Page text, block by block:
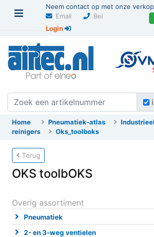
Neem contact op met onze
Email
Bel
Login
Home Pneumatiek-atlas
reinigers
Oks_toolboks
Terug
OKS toolbOKS
Overig assortiment
Pneumatiek
2- en 3-weg ventielen